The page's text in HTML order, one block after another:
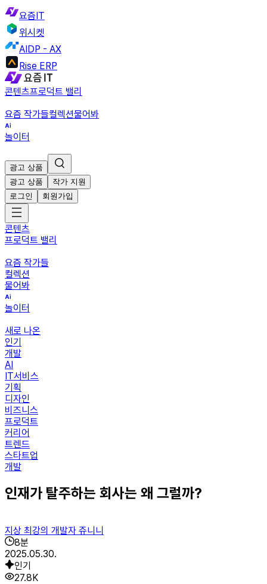
요즘IT
위시켓
AIDP - AX
Rise ERP
콘텐츠프로덕트 밸리
요즘 작가들컬렉션물어봐
놀이터
광고 상품
광고 상품
작가 지원
로그인
회원가입
콘텐츠
프로덕트 밸리
요즘 작가들
컬렉션
물어봐
놀이터
새로 나온
인기
개발
AI
IT서비스
기획
디자인
비즈니스
프로덕트
커리어
트렌드
스타트업
개발
인재가 탈주하는 회사는 왜 그럴까?
지상 최강의 개발자 쥬니니
8분
2025.05.30.
인기
27.8K